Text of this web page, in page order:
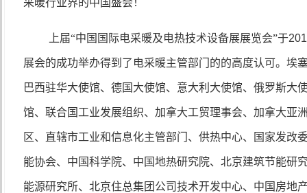
采暖行业界的中国盛会！
上届“中国国际电采暖及电热技术设备展展览会”于
展会的成功举办得到了电采暖主管部门的的高度认可。埃
巴西驻华大使馆、德国大使馆、意大利大使馆、俄罗斯大
馆、联合国工业发展组织、加拿大工贸理事会、加拿大亚
区、直辖市工业和信息化主管部门、供热中心、国家发改
能协会、中国科学院、中国地热研究院、北京建筑节能研
能源研究所、北京住总集团公司技术开发中心、中国房地